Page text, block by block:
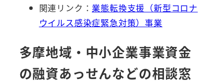
関連リンク： 業態転換支援（新型コロナ
ウイルス感染症緊急対策）事業
多摩地域・中小企業事業資金
の融資あっせんなどの相談窓